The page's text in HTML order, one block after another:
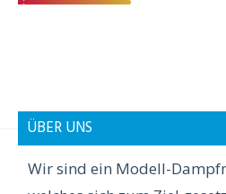
ÜBER UNS
Wir sind ein Modell-